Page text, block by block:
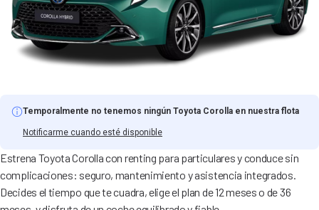
Temporalmente no tenemos ningún Toyota Corolla en nuestra flota
Notificarme cuando esté disponible
Estrena Toyota Corolla con renting para particulares y conduce sin
complicaciones: seguro, mantenimiento y asistencia integrados.
Decides el tiempo que te cuadra, elige el plan de 12 meses o de 36